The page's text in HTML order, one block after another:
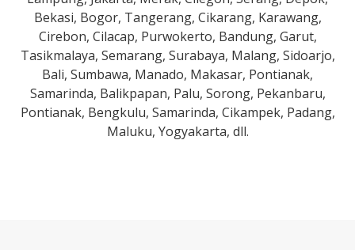
Bekasi, Bogor, Tangerang, Cikarang, Karawang,
Cirebon, Cilacap, Purwokerto, Bandung, Garut,
Tasikmalaya, Semarang, Surabaya, Malang, Sidoarjo,
Bali, Sumbawa, Manado, Makasar, Pontianak,
Samarinda, Balikpapan, Palu, Sorong, Pekanbaru,
Pontianak, Bengkulu, Samarinda, Cikampek, Padang,
Maluku, Yogyakarta, dll.